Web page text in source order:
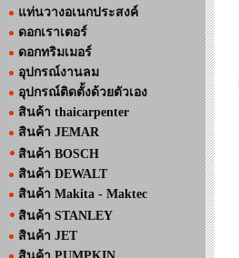
แท่นวางอเนกประสงค์
ดอกเราเตอร์
ดอกทริมเมอร์
อุปกรณ์งานลม
อุปกรณ์ติดตั้งด้วยตัวเอง
สินค้า thaicarpenter
สินค้า JEMAR
สินค้า BOSCH
สินค้า DEWALT
สินค้า Makita - Maktec
สินค้า STANLEY
สินค้า JET